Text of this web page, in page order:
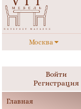
Москва
Войти
Регистрация